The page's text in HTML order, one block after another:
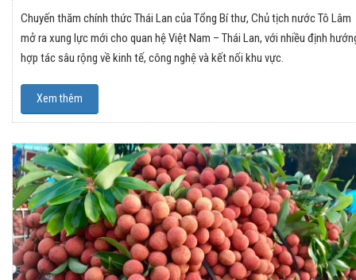
Chuyến thăm chính thức Thái Lan của Tổng Bí thư, Chủ tịch nước Tô Lâm
mở ra xung lực mới cho quan hệ Việt Nam – Thái Lan, với nhiều định
hợp tác sâu rộng về kinh tế, công nghệ và kết nối khu vực.
Xem thêm